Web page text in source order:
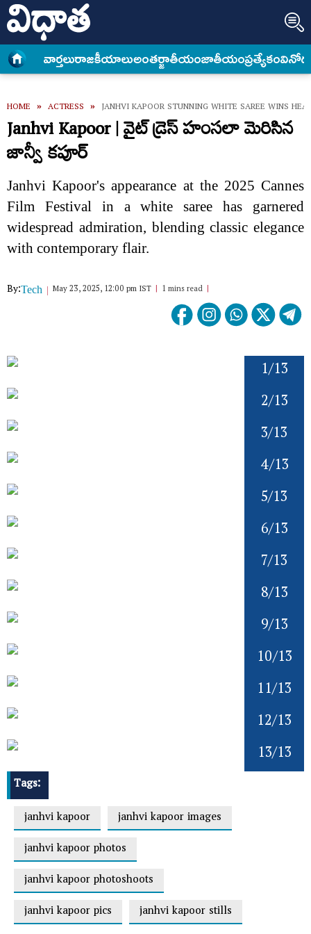
వార్త‌లురాజకీయాలుఅంత‌ర్జాతీయంజాతీయంప్రత్యేకం
HOME » ACTRESS » JANHVI KAPOOR STUNNING WHITE SAREE WINS
Janhvi Kapoor | వైట్ డ్రెస్ హంసలా మెరిసిన
జాన్వీ కపూర్‌
Janhvi Kapoor's appearance at the 2025 Cannes
Film Festival in a white saree has garnered
widespread admiration, blending classic elegance
with contemporary flair.
By:Tech May 23, 2025, 12:00 pm IST 1 mins read
1/13
2/13
3/13
4/13
5/13
6/13
7/13
8/13
9/13
10/13
11/13
12/13
13/13
Tags:
janhvi kapoor
janhvi kapoor images
janhvi kapoor photos
janhvi kapoor photoshoots
janhvi kapoor pics
janhvi kapoor stills